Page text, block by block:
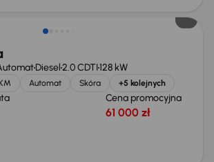
Diesel2.0 CDTI128 kW
Automat Skóra +5 kolejnych
Cena promocyjna
61 000 zł